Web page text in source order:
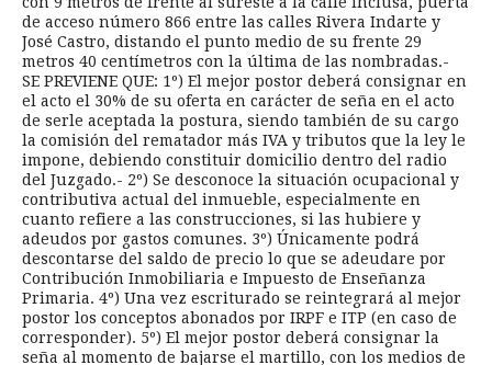
de acceso número 866 entre las calles Rivera Indarte y
José Castro, distando el punto medio de su frente 29
metros 40 centímetros con la última de las nombradas.-
SE PREVIENE QUE: 1º) El mejor postor deberá consignar en
el acto el 30% de su oferta en carácter de seña en el acto
de serle aceptada la postura, siendo también de su cargo
la comisión del rematador más IVA y tributos que la ley le
impone, debiendo constituir domicilio dentro del radio
del Juzgado.- 2º) Se desconoce la situación ocupacional y
contributiva actual del inmueble, especialmente en
cuanto refiere a las construcciones, si las hubiere y
adeudos por gastos comunes. 3º) Únicamente podrá
descontarse del saldo de precio lo que se adeudare por
Contribución Inmobiliaria e Impuesto de Enseñanza
Primaria. 4º) Una vez escriturado se reintegrará al mejor
postor los conceptos abonados por IRPF e ITP (en caso de
corresponder). 5º) El mejor postor deberá consignar la
seña al momento de bajarse el martillo, con los medios de